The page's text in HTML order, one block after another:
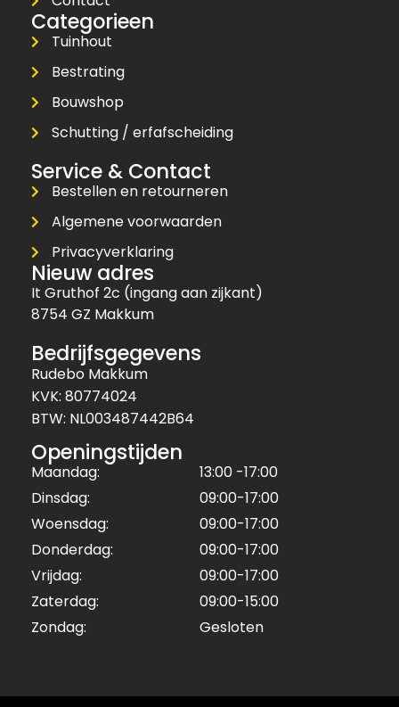
Categorieen
Tuinhout
Bestrating
Bouwshop
Schutting / erfafscheiding
Service & Contact
Bestellen en retourneren
Algemene voorwaarden
Privacyverklaring
Nieuw adres
It Gruthof 2c (ingang aan zijkant)
8754 GZ Makkum
Bedrijfsgegevens
Rudebo Makkum
KVK: 80774024
BTW: NL003487442B64
Openingstijden
Maandag:
13:00 -17:00
Dinsdag:
09:00-17:00
Woensdag:
09:00-17:00
Donderdag:
09:00-17:00
Vrijdag:
09:00-17:00
Zaterdag:
09:00-15:00
Zondag:
Gesloten